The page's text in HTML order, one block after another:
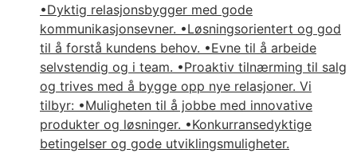
•Dyktig relasjonsbygger med gode
kommunikasjonsevner. •Løsningsorientert og god
til å forstå kundens behov. •Evne til å arbeide
selvstendig og i team. •Proaktiv tilnærming til salg
og trives med å bygge opp nye relasjoner. Vi
tilbyr: •Muligheten til å jobbe med innovative
produkter og løsninger. •Konkurransedyktige
betingelser og gode utviklingsmuligheter.